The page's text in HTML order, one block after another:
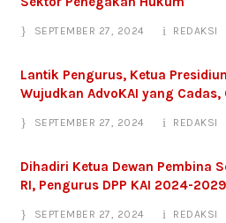
SEPTEMBER 27, 2024 REDAKSI
Lantik Pengurus, Ketua
Wujudkan AdvoKAI yang Cadas,
SEPTEMBER 27, 2024 REDAKSI
Dihadiri Ketua Dewan Pembina
RI, Pengurus DPP KAI 2024-
SEPTEMBER 27, 2024 REDAKSI